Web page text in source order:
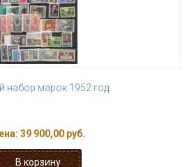
набор марок 1952 год.
39 900,00 руб.